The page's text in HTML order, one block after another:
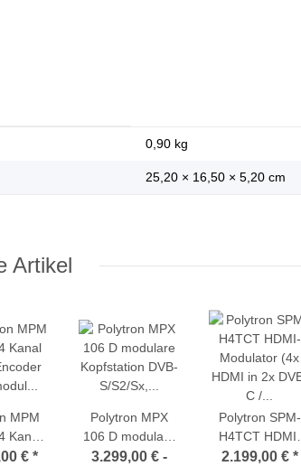
0,90 kg
25,20 × 16,50 × 5,20 cm
Artikel
MPM
Kanal
€ *
Polytron MPX
106 D modulare
Kopfstation DVB-
3.299,00 € -
Polytron SPM-
H4TCT HDMI-
Modulator (4x
2.199,00 € *